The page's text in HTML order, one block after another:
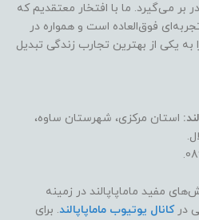
در بر می‌گیرد. ما با افتخار معتقدیم که
فوق‌العاده است و همواره در
به یکی از بهترین تجارب زندگی تبدیل
استان مرکزی، شهرستان ساوه،
مفید ماماپاپالند در زمینه
درکانال یوتیوب ماماپاپالند. برای